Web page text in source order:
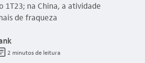
1T23; na China, a atividade
de fraqueza
2 minutos de leitura